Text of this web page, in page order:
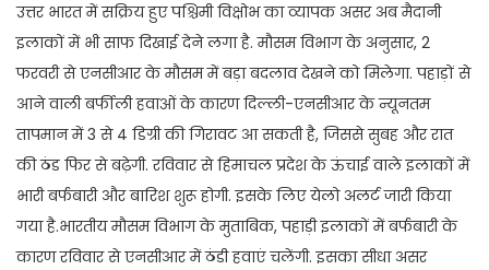
उत्तर भारत में सक्रिय हुए पश्चिमी विक्षोभ का व्यापक असर अब मैदानी
इलाकों में भी साफ दिखाई देने लगा है. मौसम विभाग के अनुसार, 2
फरवरी से एनसीआर के मौसम में बड़ा बदलाव देखने को मिलेगा. पहाड़ों से
आने वाली बर्फीली हवाओं के कारण दिल्ली-एनसीआर के न्यूनतम
तापमान में 3 से 4 डिग्री की गिरावट आ सकती है, जिससे सुबह और रात
की ठंड फिर से बढ़ेगी. रविवार से हिमाचल प्रदेश के ऊंचाई वाले इलाकों में
भारी बर्फबारी और बारिश शुरू होगी. इसके लिए येलो अलर्ट जारी किया
गया है.भारतीय मौसम विभाग के मुताबिक, पहाड़ी इलाकों में बर्फबारी के
कारण रविवार से एनसीआर में ठंडी हवाएं चलेंगी. इसका सीधा असर